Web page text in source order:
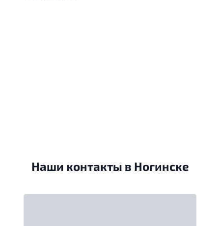
Наши контакты в Ногинске